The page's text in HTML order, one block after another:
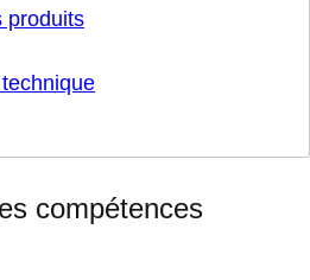
produits
compétences